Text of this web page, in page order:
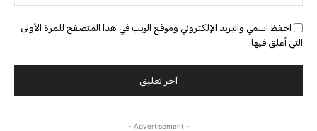
احفظ اسمي والبريد الإلكتروني وموقع الويب في هذا المتصفح للمرة الأولى
التي أعلق فيها.
- Advertisement -